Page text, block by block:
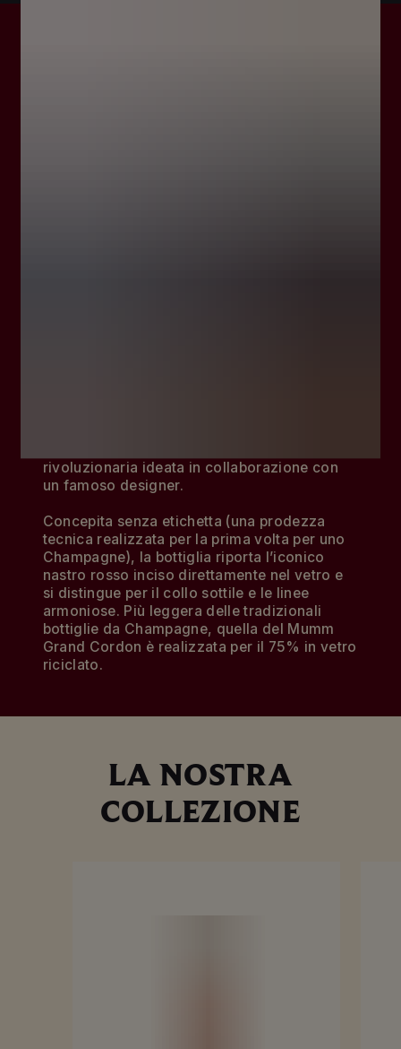
rivoluzionaria ideata in collaborazione con
un famoso designer.
Concepita senza etichetta (una prodezza
tecnica realizzata per la prima volta per uno
Champagne), la bottiglia riporta l’iconico
nastro rosso inciso direttamente nel vetro e
si distingue per il collo sottile e le linee
armoniose. Più leggera delle tradizionali
bottiglie da Champagne, quella del Mumm
Grand Cordon è realizzata per il 75% in vetro
riciclato.
LA NOSTRA
COLLEZIONE